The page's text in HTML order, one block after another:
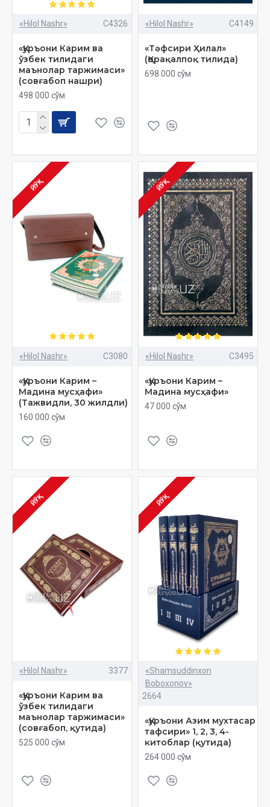
«Hilol Nashr» C4326
«Қуръони Карим ва
ўзбек тилидаги
маънолар таржимаси»
(совғабоп нашри)
498 000 сўм
«Hilol Nashr» C4149
«Тәфсири Ҳилал»
(Қорақалпоқ тилида)
698 000 сўм
ЙЎҚ
«Hilol Nashr» C3080
«Қуръони Карим –
Мадина мусҳафи»
(Тажвидли, 30 жилдли)
160 000 сўм
ЙЎҚ
«Hilol Nashr» C3495
«Қуръони Карим –
Мадина мусҳафи»
47 000 сўм
ЙЎҚ
«Hilol Nashr» 3377
«Қуръони Карим ва
ўзбек тилидаги
маънолар таржимаси»
(совғабоп, қутида)
525 000 сўм
ЙЎҚ
«Shamsuddinxon
Boboxonov»
2664
«Қуръони Азим мухтасар
тафсири» 1, 2, 3, 4-
китоблар (қутида)
264 000 сўм